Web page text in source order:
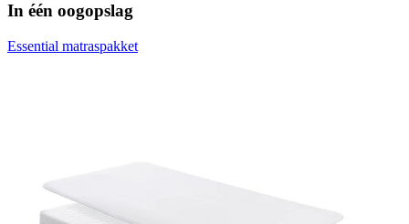
In één oogopslag
Essential matraspakket